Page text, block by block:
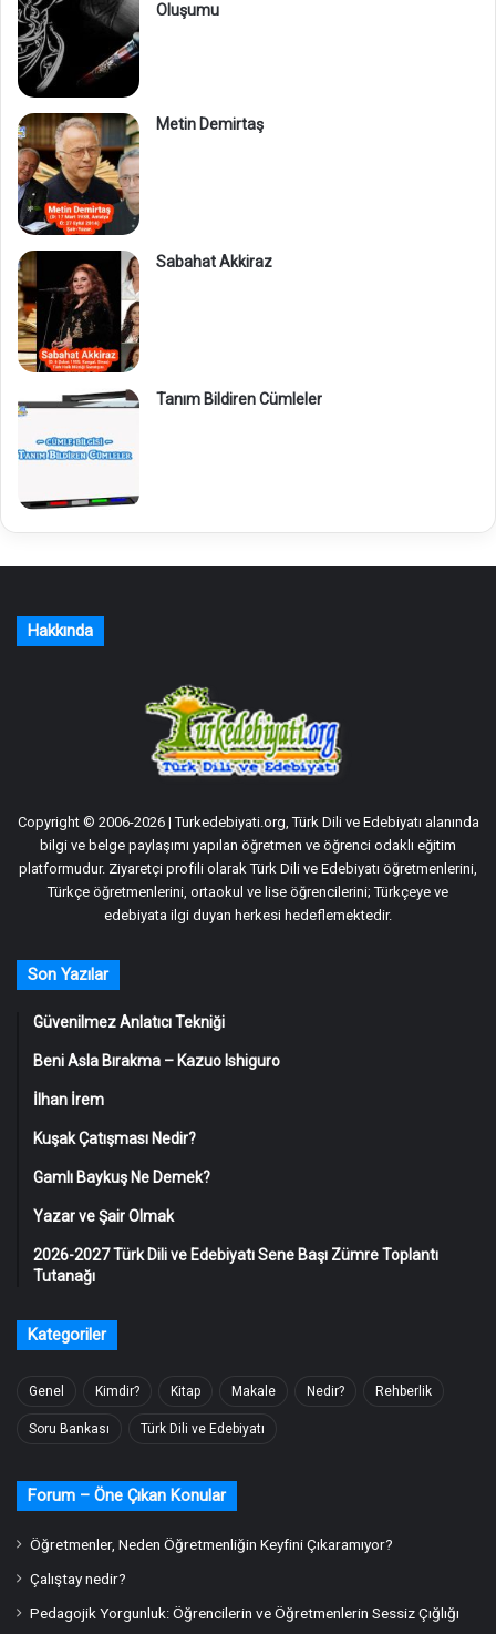
Oluşumu
Metin Demirtaş
Sabahat Akkiraz
Tanım Bildiren Cümleler
Hakkında
Copyright © 2006-2026 | Turkedebiyati.org, Türk Dili ve Edebiyatı alanında
bilgi ve belge paylaşımı yapılan öğretmen ve öğrenci odaklı eğitim
platformudur. Ziyaretçi profili olarak Türk Dili ve Edebiyatı öğretmenlerini,
Türkçe öğretmenlerini, ortaokul ve lise öğrencilerini; Türkçeye ve
edebiyata ilgi duyan herkesi hedeflemektedir.
Son Yazılar
Güvenilmez Anlatıcı Tekniği
Beni Asla Bırakma – Kazuo Ishiguro
İlhan İrem
Kuşak Çatışması Nedir?
Gamlı Baykuş Ne Demek?
Yazar ve Şair Olmak
2026-2027 Türk Dili ve Edebiyatı Sene Başı Zümre Toplantı
Tutanağı
Kategoriler
Genel Kimdir? Kitap Makale Nedir? Rehberlik
Soru Bankası Türk Dili ve Edebiyatı
Forum – Öne Çıkan Konular
Öğretmenler, Neden Öğretmenliğin Keyfini Çıkaramıyor?
Çalıştay nedir?
Pedagojik Yorgunluk: Öğrencilerin ve Öğretmenlerin Sessiz Çığlığı